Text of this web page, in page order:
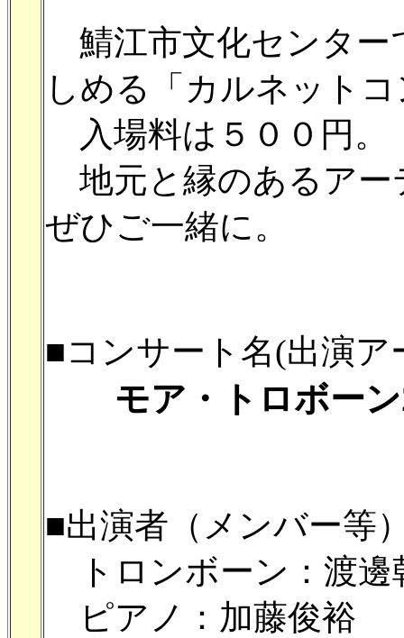
鯖江市文化センター
しめる「カルネット
入場料は５００円。
地元と縁のあるアー
ぜひご一緒に。
■コンサート名(出演ア
モア・トロボー
■出演者（メンバー等
トロンボーン：渡邊
ピアノ：加藤俊裕